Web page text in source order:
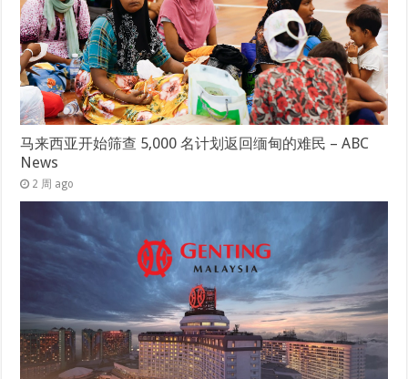
马来西亚开始筛查 5,000 名计划返回缅甸的难民 – ABC
News
2 周 ago